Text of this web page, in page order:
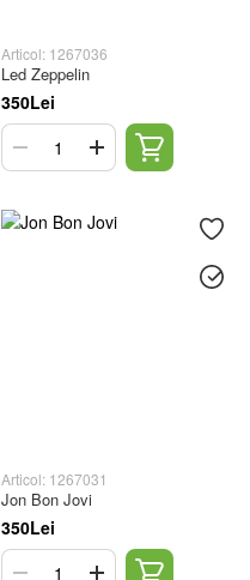
Articol: 1267036
Led Zeppelin
350Lei
Articol: 1267031
Jon Bon Jovi
350Lei